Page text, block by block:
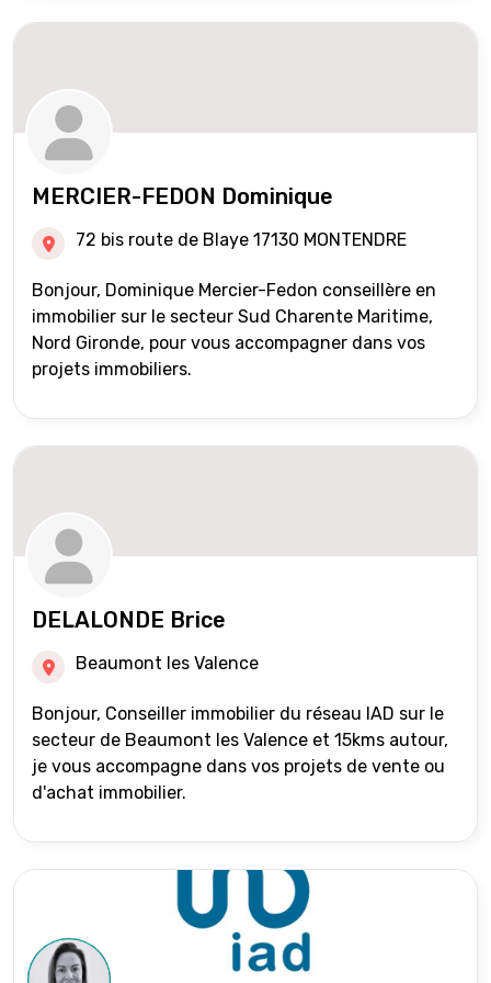
MERCIER-FEDON Dominique
72 bis route de Blaye 17130 MONTENDRE
Bonjour, Dominique Mercier-Fedon conseillère en
immobilier sur le secteur Sud Charente Maritime,
Nord Gironde, pour vous accompagner dans vos
projets immobiliers.
DELALONDE Brice
Beaumont les Valence
Bonjour, Conseiller immobilier du réseau IAD sur le
secteur de Beaumont les Valence et 15kms autour,
je vous accompagne dans vos projets de vente ou
d'achat immobilier.